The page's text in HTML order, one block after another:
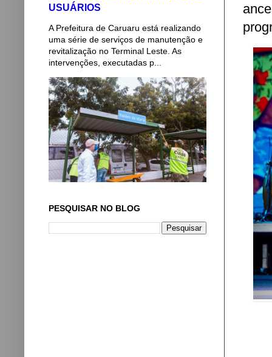
USUÁRIOS
A Prefeitura de Caruaru está realizando
uma série de serviços de manutenção e
revitalização no Terminal Leste. As
intervenções, executadas p...
PESQUISAR NO BLOG